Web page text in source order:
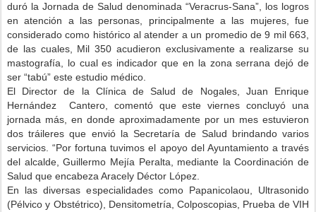
duró la Jornada de Salud denominada “Veracrus-Sana”, los logros
en atención a las personas, principalmente a las mujeres, fue
considerado como histórico al atender a un promedio de 9 mil 663,
de las cuales, Mil 350 acudieron exclusivamente a realizarse su
mastografía, lo cual es indicador que en la zona serrana dejó de
ser “tabú” este estudio médico.
El Director de la Clínica de Salud de Nogales, Juan Enrique
Hernández Cantero, comentó que este viernes concluyó una
jornada más, en donde aproximadamente por un mes estuvieron
dos tráileres que envió la Secretaría de Salud brindando varios
servicios. “Por fortuna tuvimos el apoyo del Ayuntamiento a través
del alcalde, Guillermo Mejía Peralta, mediante la Coordinación de
Salud que encabeza Aracely Déctor López.
En las diversas especialidades como Papanicolaou, Ultrasonido
(Pélvico y Obstétrico), Densitometría, Colposcopias, Prueba de VIH